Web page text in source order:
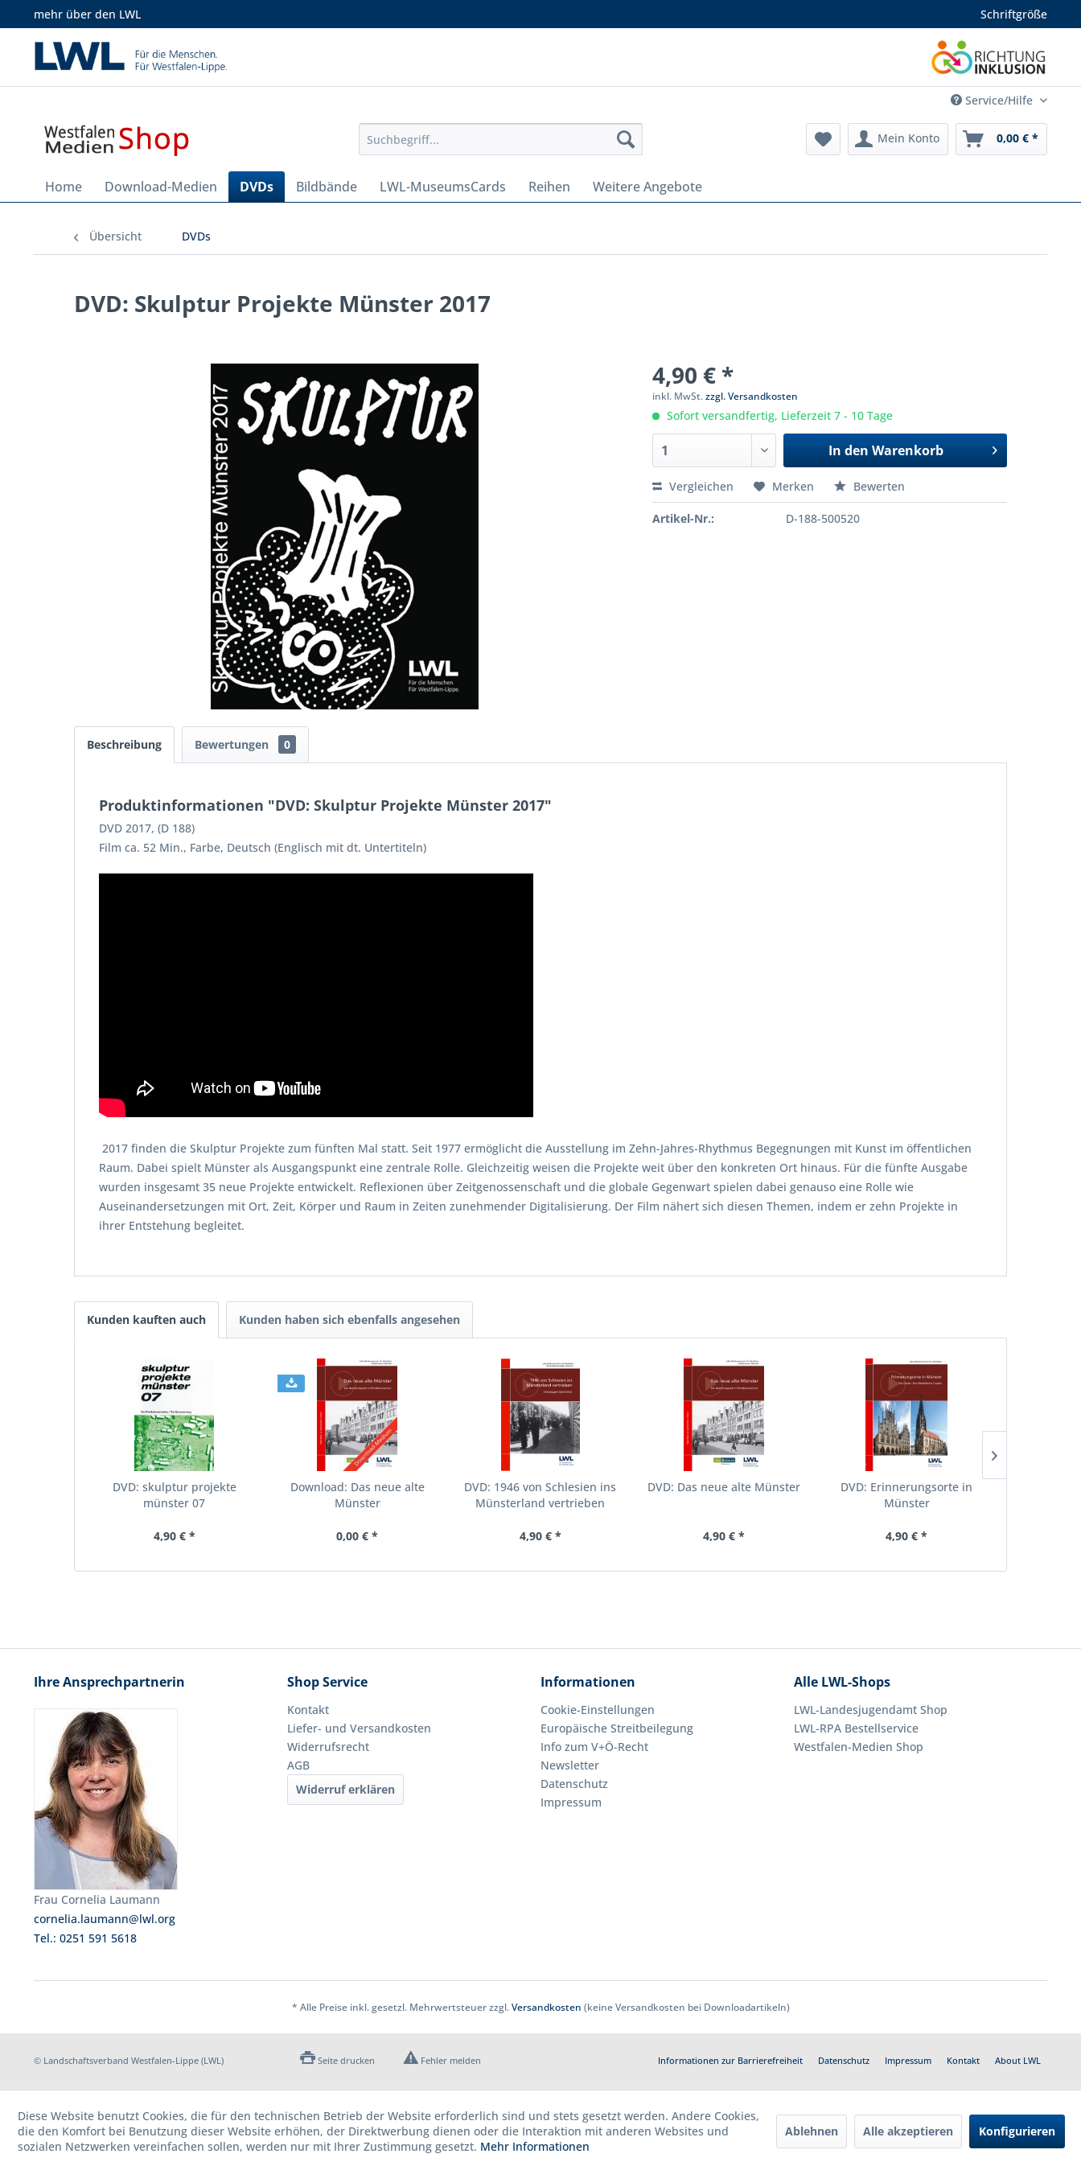
mehr über den LWL Schriftgröße
Service/Hilfe
Mein Konto 0,00 € *
Home Download-Medien DVDs Bildbände LWL-MuseumsCards Reihen Weitere Angebote
Übersicht DVDs
DVD: Skulptur Projekte Münster 2017
4,90 € *
inkl. MwSt.zzgl. Versandkosten
Sofort versandfertig, Lieferzeit 7 - 10 Tage
In den Warenkorb
Vergleichen Merken Bewerten
Artikel-Nr.: D-188-500520
Beschreibung Bewertungen 0
Produktinformationen "DVD: Skulptur Projekte Münster 2017"
DVD 2017, (D 188)
Film ca. 52 Min., Farbe, Deutsch (Englisch mit dt. Untertiteln)
2017 finden die Skulptur Projekte zum fünften Mal statt. Seit 1977 ermöglicht die Ausstellung im Zehn-Jahres-Rhythmus Begegnungen mit Kunst im öffentlichen
Raum. Dabei spielt Münster als Ausgangspunkt eine zentrale Rolle. Gleichzeitig weisen die Projekte weit über den konkreten Ort hinaus. Für die fünfte Ausgabe
wurden insgesamt 35 neue Projekte entwickelt. Reflexionen über Zeitgenossenschaft und die globale Gegenwart spielen dabei genauso eine Rolle wie
Auseinandersetzungen mit Ort, Zeit, Körper und Raum in Zeiten zunehmender Digitalisierung. Der Film nähert sich diesen Themen, indem er zehn Projekte in
ihrer Entstehung begleitet.
Kunden kauften auch Kunden haben sich ebenfalls angesehen
DVD: skulptur projekte
münster 07
4,90 € *
Download: Das neue alte
Münster
0,00 € *
DVD: 1946 von Schlesien ins
Münsterland vertrieben
4,90 € *
DVD: Das neue alte Münster
4,90 € *
DVD: Erinnerungsorte in
Münster
4,90 € *
Ihre Ansprechpartnerin
Frau Cornelia Laumann
cornelia.laumann@lwl.org
Tel.: 0251 591 5618
Shop Service
Kontakt
Liefer- und Versandkosten
Widerrufsrecht
AGB
Widerruf erklären
Informationen
Cookie-Einstellungen
Europäische Streitbeilegung
Info zum V+Ö-Recht
Newsletter
Datenschutz
Impressum
Alle LWL-Shops
LWL-Landesjugendamt Shop
LWL-RPA Bestellservice
Westfalen-Medien Shop
* Alle Preise inkl. gesetzl. Mehrwertsteuer zzgl.Versandkosten (keine Versandkosten bei Downloadartikeln)
© Landschaftsverband Westfalen-Lippe (LWL) Seite drucken Fehler melden Informationen zur Barrierefreiheit Datenschutz Impressum Kontakt About LWL
Diese Website benutzt Cookies, die für den technischen Betrieb der Website erforderlich sind und stets gesetzt werden. Andere Cookies,
die den Komfort bei Benutzung dieser Website erhöhen, der Direktwerbung dienen oder die Interaktion mit anderen Websites und
sozialen Netzwerken vereinfachen sollen, werden nur mit Ihrer Zustimmung gesetzt. Mehr Informationen
Ablehnen Alle akzeptieren Konfigurieren